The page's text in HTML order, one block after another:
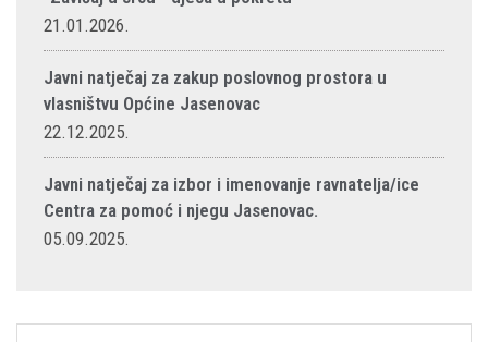
21.01.2026.
Javni natječaj za zakup poslovnog prostora u
vlasništvu Općine Jasenovac
22.12.2025.
Javni natječaj za izbor i imenovanje ravnatelja/ice
Centra za pomoć i njegu Jasenovac.
05.09.2025.